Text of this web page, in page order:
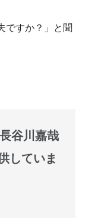
ですか？」と聞
谷川嘉哉
していま